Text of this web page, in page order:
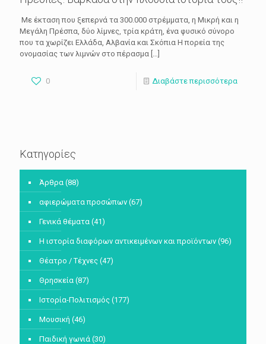
Με έκταση που ξεπερνά τα 300.000 στρέμματα, η Μικρή και η
Μεγάλη Πρέσπα, δύο λίμνες, τρία κράτη, ένα φυσικό σύνορο
που τα χωρίζει Ελλάδα, Αλβανία και Σκόπια Η πορεία της
ονομασίας των λιμνών στο πέρασμα […]
0 Διαβάστε περισσότερα
Κατηγορίες
Άρθρα (88)
αφιερώματα προσώπων (67)
Γενικά θέματα (41)
Η ιστορία διαφόρων αντικειμένων και προϊόντων (96)
Θέατρο / Τέχνες (47)
Θρησκεία (87)
Ιστορία-Πολιτισμός (177)
Μουσική (46)
Παιδική γωνιά (30)